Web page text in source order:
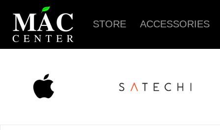
STORE ACCESSORIES